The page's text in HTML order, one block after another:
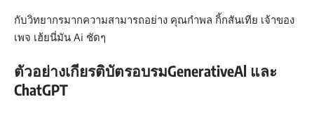
กับวิทยากรมากความสามารถอย่าง คุณกำพล กิ้กสันเทีย เจ้าของ
เพจ เฮ้ยนี่มัน Ai ชัดๆ
ตัวอย่างเกียรติบัตรอบรมGenerativeAl และ
ChatGPT